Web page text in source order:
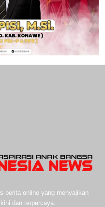
berita online yang menyajikan
dan terpercaya.